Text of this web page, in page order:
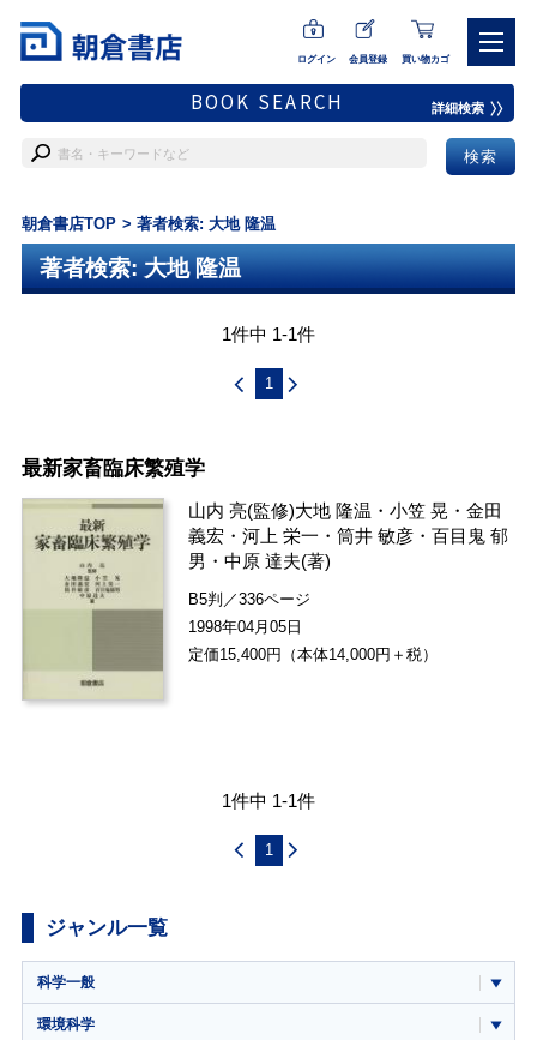
ログイン 会員登録 買い物カゴ
BOOK SEARCH 詳細検索
朝倉書店TOP 著者検索: 大地 隆温
著者検索: 大地 隆温
1件中 1-1件
1
最新家畜臨床繁殖学
山内 亮(監修)大地 隆温 ・小笠 晃 ・金田
義宏 ・河上 栄一 ・筒井 敏彦 ・百目鬼 郁
男 ・中原 達夫(著)
B5判／336ページ
1998年04月05日
定価15,400円（本体14,000円＋税）
1件中 1-1件
1
ジャンル一覧
科学一般
環境科学